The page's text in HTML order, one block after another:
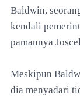
Baldwin,
kendali
pamannya
Meskipun
dia menyadari